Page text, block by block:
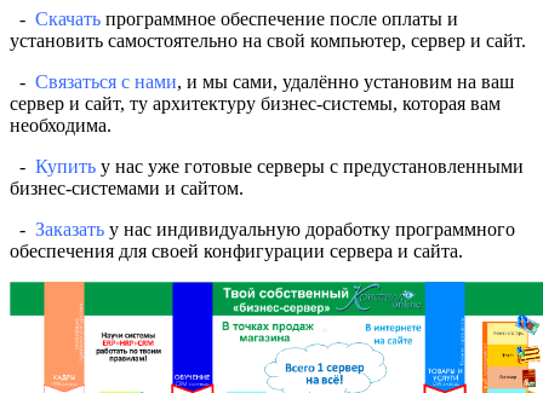
- Скачать программное обеспечение после оплаты и
установить самостоятельно на свой компьютер, сервер и сайт.
- Связаться с нами, и мы сами, удалённо установим на ваш
сервер и сайт, ту архитектуру бизнес-системы, которая вам
необходима.
- Купить у нас уже готовые серверы с предустановленными
бизнес-системами и сайтом.
- Заказать у нас индивидуальную доработку программного
обеспечения для своей конфигурации сервера и сайта.